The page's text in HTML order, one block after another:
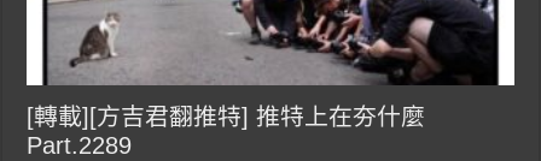
[轉載][方吉君翻推特] 推特上在夯什麼
Part.2289